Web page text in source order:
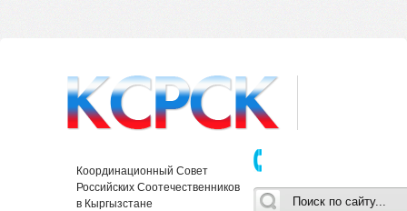
Координационный Совет
Российских Соотечественников
в Кыргызстане